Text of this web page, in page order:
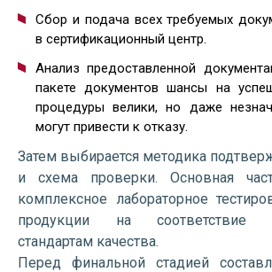
Сбор и подача всех требуемых
в сертификационный центр.
Анализ предоставленной
пакете документов шансы на
процедуры велики, но даже
могут привести к отказу.
Затем выбирается методика
и схема проверки. Основная
комплексное лабораторное
продукции на соответствие
стандартам качества.
Перед финальной стадией